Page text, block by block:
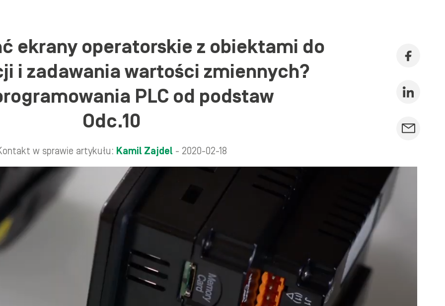
ekrany operatorskie z obiektami do
i zadawania wartości zmiennych?
PLC od podstaw
Odc.10
w sprawie artykułu: Kamil Zajdel - 2020-02-18